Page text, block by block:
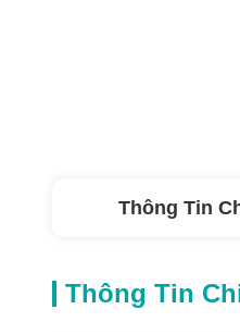
Thông Tin
Thông Tin